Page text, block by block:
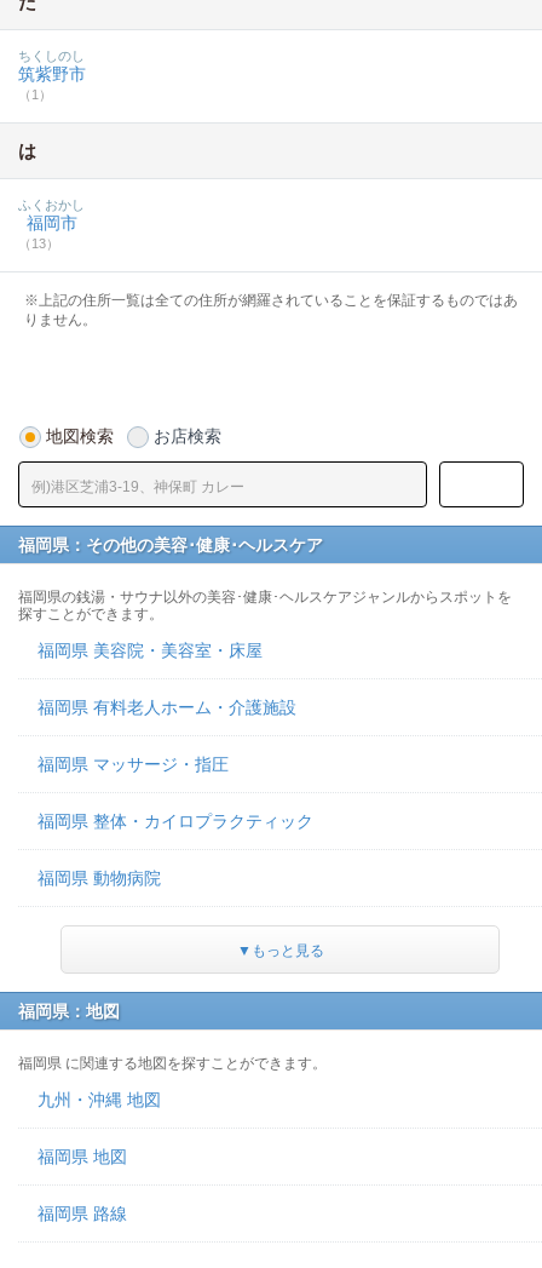
筑紫野市
（1）
ちくしのし
は
福岡市
（13）
ふくおかし
※上記の住所一覧は全ての住所が網羅されていることを保証するものではあ
りません。
地図検索 お店検索
福岡県：その他の美容･健康･ヘルスケア
福岡県の銭湯・サウナ以外の美容･健康･ヘルスケアジャンルからスポットを
探すことができます。
福岡県 美容院・美容室・床屋
福岡県 有料老人ホーム・介護施設
福岡県 マッサージ・指圧
福岡県 整体・カイロプラクティック
福岡県 動物病院
▼もっと見る
福岡県：地図
福岡県 に関連する地図を探すことができます。
九州・沖縄 地図
福岡県 地図
福岡県 路線